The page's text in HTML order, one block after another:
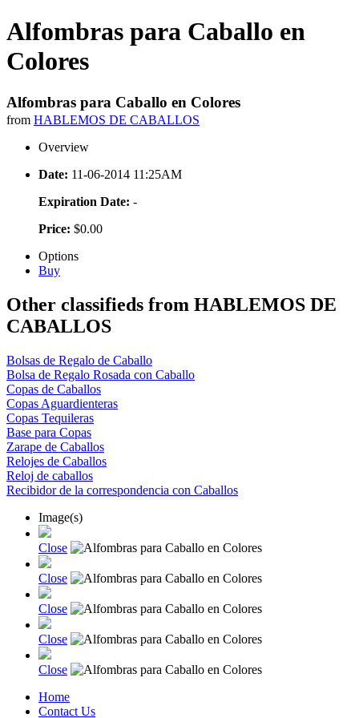
Alfombras para Caballo en
Colores
Alfombras para Caballo en Colores
from HABLEMOS DE CABALLOS
Overview
Date: 11-06-2014 11:25AM
Expiration Date: -
Price: $0.00
Options
Buy
Other classifieds from HABLEMOS DE
CABALLOS
Bolsas de Regalo de Caballo
Bolsa de Regalo Rosada con Caballo
Copas de Caballos
Copas Aguardienteras
Copas Tequileras
Base para Copas
Zarape de Caballos
Relojes de Caballos
Reloj de caballos
Recibidor de la correspondencia con Caballos
Image(s)
Close
Close
Close
Close
Close
Home
Contact Us